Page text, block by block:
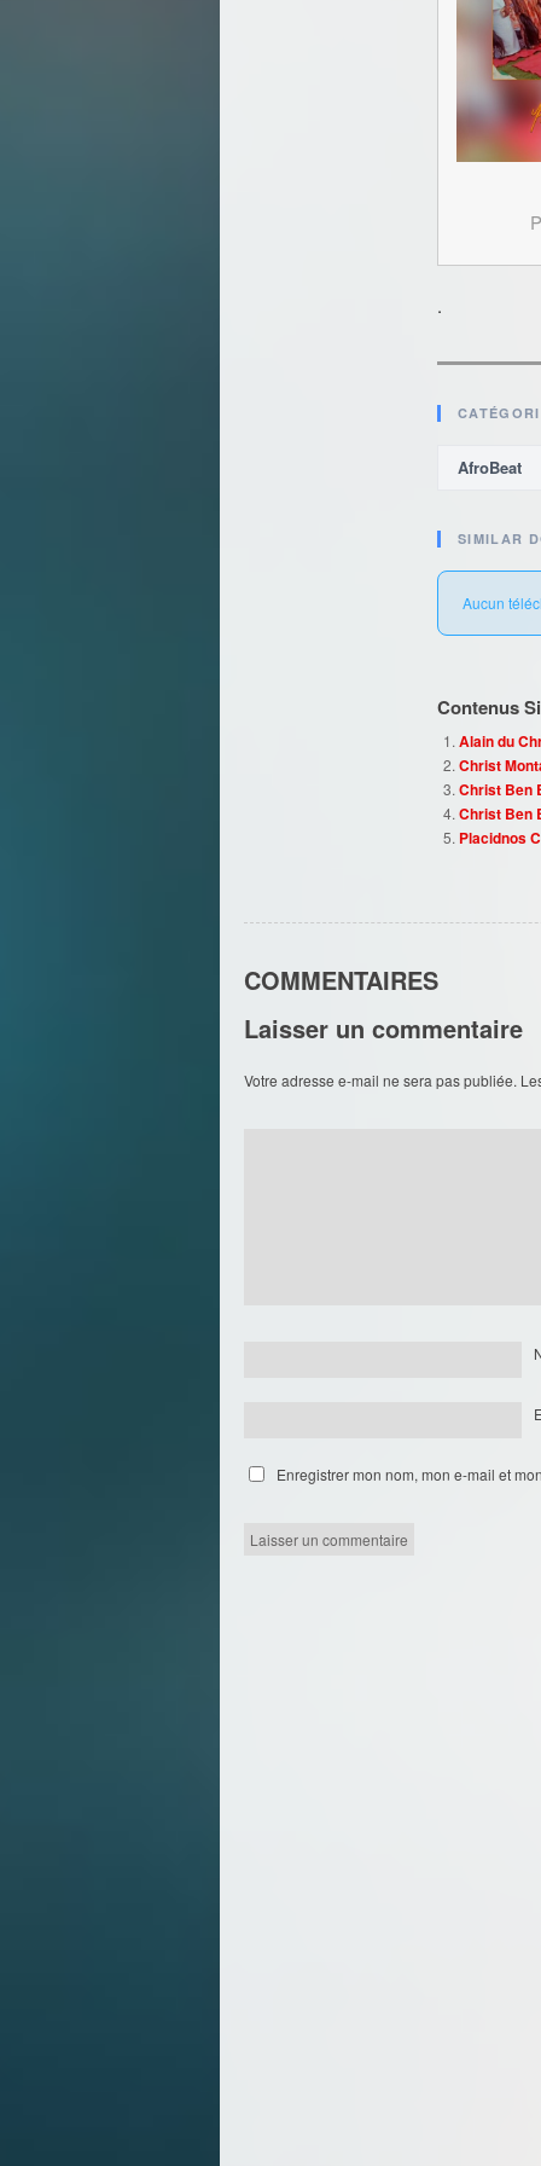
.
AfroBeat
SIMILAR
Aucun
Contenus
Alain du
Christ
Christ Ben
Christ Ben
Placidnos
COMMENTAIRES
Laisser un commentaire
Votre adresse e-mail ne sera pas publiée.
Enregistrer mon nom, mon e-mail et